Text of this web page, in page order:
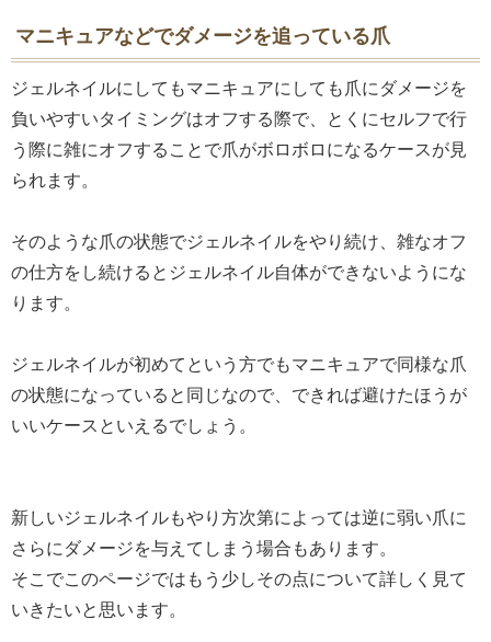
マニキュアなどでダメージを追っている爪
ジェルネイルにしてもマニキュアにしても爪にダメージを
負いやすいタイミングはオフする際で、とくにセルフで行
う際に雑にオフすることで爪がボロボロになるケースが見
られます。
そのような爪の状態でジェルネイルをやり続け、雑なオフ
の仕方をし続けるとジェルネイル自体ができないようにな
ります。
ジェルネイルが初めてという方でもマニキュアで同様な爪
の状態になっていると同じなので、できれば避けたほうが
いいケースといえるでしょう。
新しいジェルネイルもやり方次第によっては逆に弱い爪に
さらにダメージを与えてしまう場合もあります。
そこでこのページではもう少しその点について詳しく見て
いきたいと思います。